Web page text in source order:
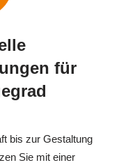
für
bis zur Gestaltung
Sie mit einer